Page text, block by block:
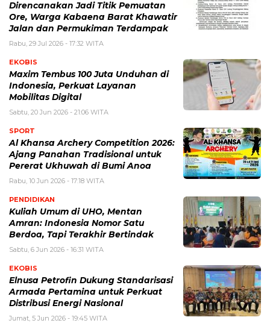
Direncanakan Jadi Titik Pemuatan
Ore, Warga Kabaena Barat Khawatir
Jalan dan Permukiman Terdampak
Rabu, 29 Jul 2026 - 17:32 WITA
EKOBIS
Maxim Tembus 100 Juta Unduhan di
Indonesia, Perkuat Layanan
Mobilitas Digital
Sabtu, 20 Jun 2026 - 21:06 WITA
SPORT
Al Khansa Archery Competition 2026:
Ajang Panahan Tradisional untuk
Pererat Ukhuwah di Bumi Anoa
Rabu, 10 Jun 2026 - 17:18 WITA
PENDIDIKAN
Kuliah Umum di UHO, Mentan
Amran: Indonesia Nomor Satu
Berdoa, Tapi Terakhir Bertindak
Sabtu, 6 Jun 2026 - 16:31 WITA
EKOBIS
Elnusa Petrofin Dukung Standarisasi
Armada Pertamina untuk Perkuat
Distribusi Energi Nasional
Jumat, 5 Jun 2026 - 19:45 WITA